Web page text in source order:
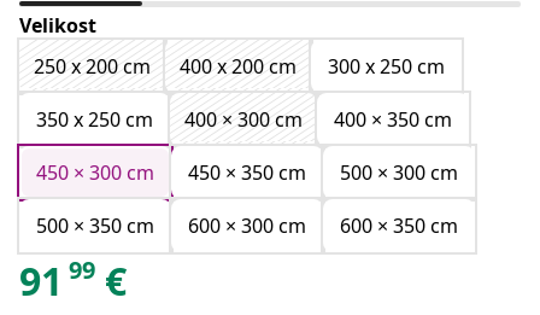
Velikost
250 x 200 cm
400 x 200 cm
300 x 250 cm
350 x 250 cm
400 × 300 cm
400 × 350 cm
450 × 300 cm
450 × 350 cm
500 × 300 cm
500 × 350 cm
600 × 300 cm 600 × 350 cm
91 99 €